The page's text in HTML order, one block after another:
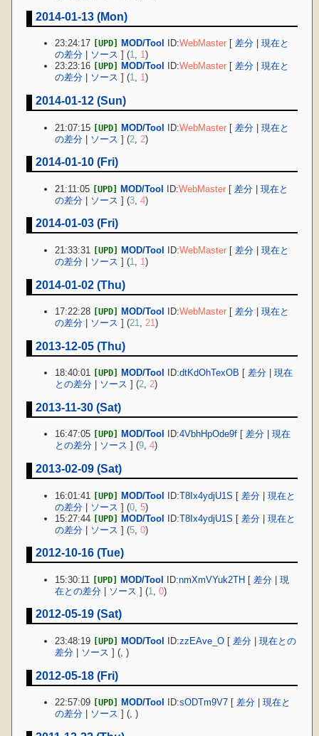
2014-01-13 (Mon)
23:24:17 [UPD] MOD/Tool ID:WebMaster [差分 |現在と
の差分
ソース ] (1, 1)
23:23:16
[UPD] MOD/Tool ID:WebMaster [差分 |現在と
の差分
ソース ] (1, 1)
2014-01-12 (Sun)
21:07:15 [UPD] MOD/Tool ID:WebMaster [ 差分 |現在と
の差分 | ソース ] (2 2)
2014-01-10 (Fri)
21:11:05 [UPD] MOD/Tool ID:WebMaster [ 差分 |現在と
の差分 | ソース ] (3 ,4)
2014-01-03 (Fri)
21:33:31 [UPD] MOD/Tool ID:WebMaster [ 差分 |現在と
の差分
ソース ] (1 1)
2014-01-02 (Thu)
17:22:28 [UPD] MOD/Tool ID:WebMaster [差分 |現在と
の差分
ソース ] (21,21)
2013-12-05 (Thu)
18:40:01 [UPD] MOD/Tool ID:dtKdOhTexOB [差分 |現在
との差分
ソース ] (2,2)
2013-11-30 (Sat)
16:47:05 [UPD] MOD/Tool ID:4VbhHpOde9f [差分 |現在
との差分
ソース ] (9,4)
2013-02-09 (Sat)
16:01:41 [UPD] MOD/Tool ID:T8Ix4ydjU1S [ 差分 |現在と
の差分 | ソース ] (0 ,5)
15:27:44 [UPD] MOD/Tool ID:T8Ix4ydjU1S [ 差分 |現在と
の差分 | ソース ] (5 ,0)
2012-10-16 (Tue)
15:30:11 [UPD] MOD/Tool ID:nmXmVYuk2TH [ 差分 |現
在との差分
ソース ] (1 ,0)
2012-05-19 (Sat)
23:48:19 [UPD] MOD/Tool ID:zzEAve_O [差分 |現在との
差分
ソース ] (,)
2012-05-18 (Fri)
22:57:09 [UPD] MOD/Tool ID:sODTm9V7 [差分 |現在と
の差分
ソース ] (,)